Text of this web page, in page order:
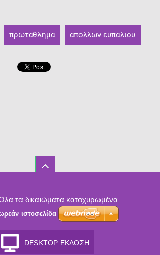
πρωταθλημα απολλων ευπαλιου
τα δικαιώματα κατοχυρωμένα
ιστοσελίδα
DESKTOP ΈΚΔΟΣΗ